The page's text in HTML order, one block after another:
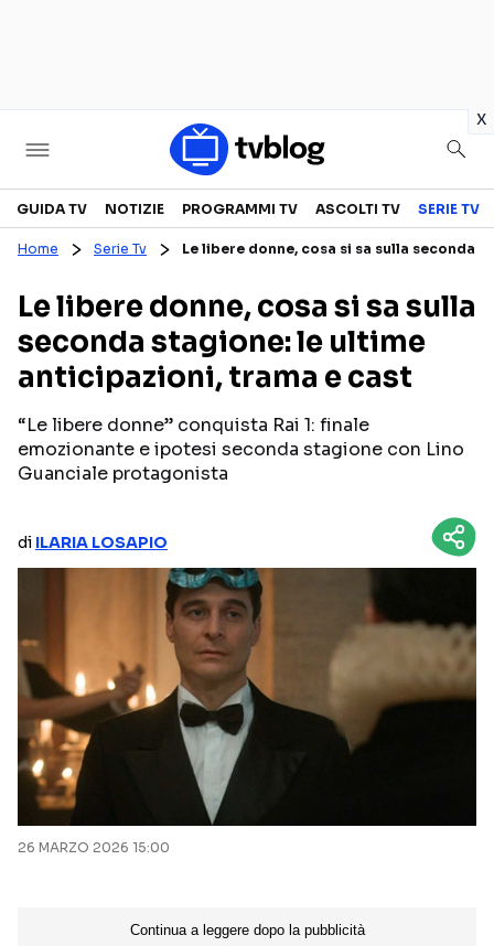
x
Televisione
CANALI TV
PROGRAMMI TV
PERSONAGGI TV
SERIE TV
REALITY SHOW
FICTION
Streaming
AMAZON PRIME VIDEO
RAIPLAY
DAZN
PARAMOUNT+
Categorie
NOTIZIE
ANTEPRIME
RETROSCENA
GUIDA TV NOTIZIE PROGRAMMI TV ASCOLTI TV SERIE TV
Home Serie Tv Le libere donne, cosa si sa sulla seconda
Le libere donne, cosa si sa sulla
seconda stagione: le ultime
anticipazioni, trama e cast
“Le libere donne” conquista Rai 1: finale
emozionante e ipotesi seconda stagione con Lino
Guanciale protagonista
di ILARIA LOSAPIO
26 MARZO 2026 15:00